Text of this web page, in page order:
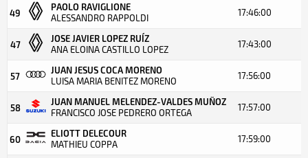
49
PAOLO RAVIGLIONE
ALESSANDRO RAPPOLDI 17:46:00
47
JOSE JAVIER LOPEZ RUÍZ
ANA ELOINA CASTILLO LOPEZ 17:43:00
57
JUAN JESUS COCA MORENO
LUISA MARIA BENITEZ MORENO 17:56:00
58
JUAN MANUEL MELENDEZ-VALDES MUÑOZ
FRANCISCO JOSE PEDRERO ORTEGA 17:57:00
60
ELIOTT DELECOUR
MATHIEU COPPA 17:59:00